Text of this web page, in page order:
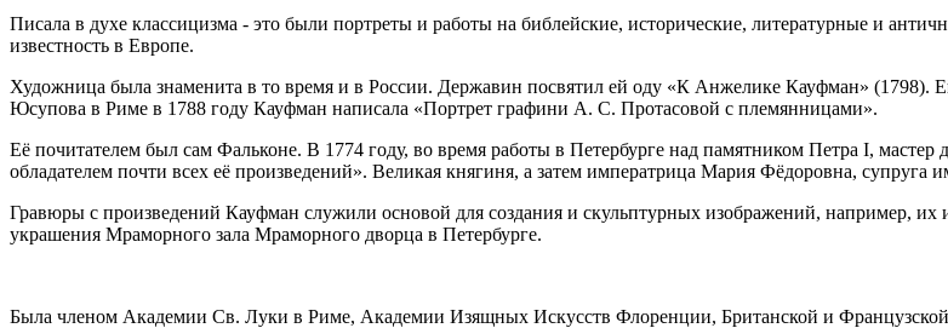
Писала в духе классицизма - это были портреты и работы на библейские, исторические, литературные и
известность в Европе.
Художница была знаменита в то время и в России. Державин посвятил ей оду «К Анжелике Кауфман» (1798).
Юсупова в Риме в 1788 году Кауфман написала «Портрет графини А. С. Протасовой с племянницами».
Её почитателем был сам Фальконе. В 1774 году, во время работы в Петербурге над памятником Петра I,
обладателем почти всех её произведений». Великая княгиня, а затем императрица Мария Фёдоровна,
Гравюры с произведений Кауфман служили основой для создания и скульптурных изображений, например, их
украшения Мраморного зала Мраморного дворца в Петербурге.
Была членом Академии Св. Луки в Риме, Академии Изящных Искусств Флоренции, Британской и